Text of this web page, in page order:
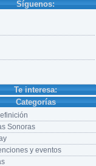
Síguenos:
Te interesa:
Categorías
Sonoras
y eventos